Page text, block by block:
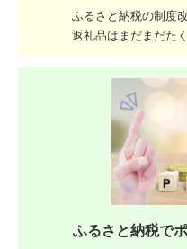
ふるさと納税の制度
返礼品はまだまだた
ふるさと納税で